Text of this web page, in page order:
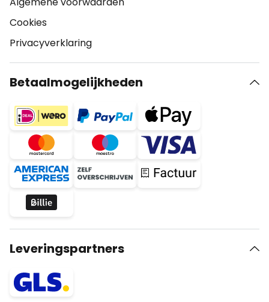
Cookies
Privacyverklaring
Betaalmogelijkheden
Leveringspartners